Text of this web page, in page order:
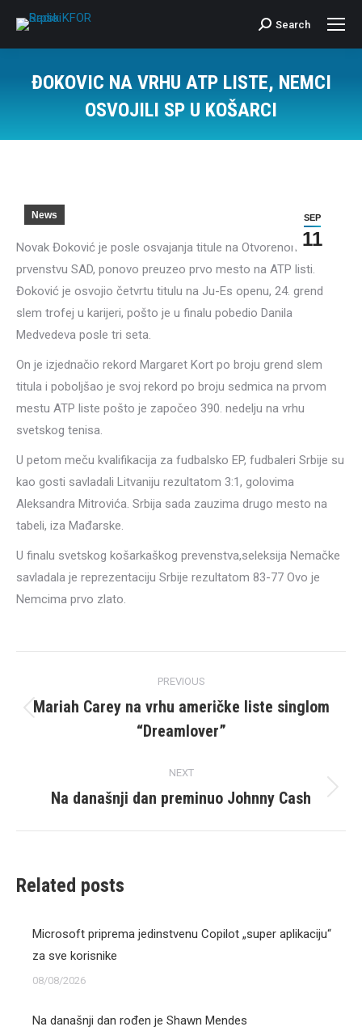
Search:
Search
ĐOKOVIC NA VRHU ATP LISTE, NEMCI
OSVOJILI SP U KOŠARCI
SEP
11
News
Novak Đoković je posle osvajanja titule na Otvorenom
prvenstvu SAD, ponovo preuzeo prvo mesto na ATP listi.
Đoković je osvojio četvrtu titulu na Ju-Es openu, 24. grend
slem trofej u karijeri, pošto je u finalu pobedio Danila
Medvedeva posle tri seta.
On je izjednačio rekord Margaret Kort po broju grend slem
titula i poboljšao je svoj rekord po broju sedmica na prvom
mestu ATP liste pošto je započeo 390. nedelju na vrhu
svetskog tenisa.
U petom meču kvalifikacija za fudbalsko EP, fudbaleri Srbije su
kao gosti savladali Litvaniju rezultatom 3:1, golovima
Aleksandra Mitrovića. Srbija sada zauzima drugo mesto na
tabeli, iza Mađarske.
U finalu svetskog košarkaškog prevenstva,seleksija Nemačke
savladala je reprezentaciju Srbije rezultatom 83-77 Ovo je
Nemcima prvo zlato.
navigation
PREVIOUS
Previous
post:
Mariah Carey na vrhu američke liste singlom
“Dreamlover”
NEXT
Next
Na današnji dan preminuo Johnny Cash
Related posts
Microsoft priprema jedinstvenu Copilot „super aplikaciju“
za sve korisnike
08/08/2026
Na današnji dan rođen je Shawn Mendes